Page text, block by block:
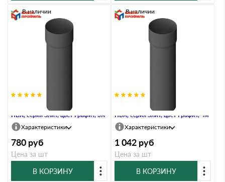
Труба водосточная с муфтой,
ПВХ, серия Элит, цвет Графит, 3м
В наличии
Характеристики
780 руб
Цена за шт
В КОРЗИНУ
Труба водосточная с муфтой,
ПВХ, серия Элит, цвет Графит, 4м
В наличии
Характеристики
1 042 руб
Цена за шт
В КОРЗИНУ